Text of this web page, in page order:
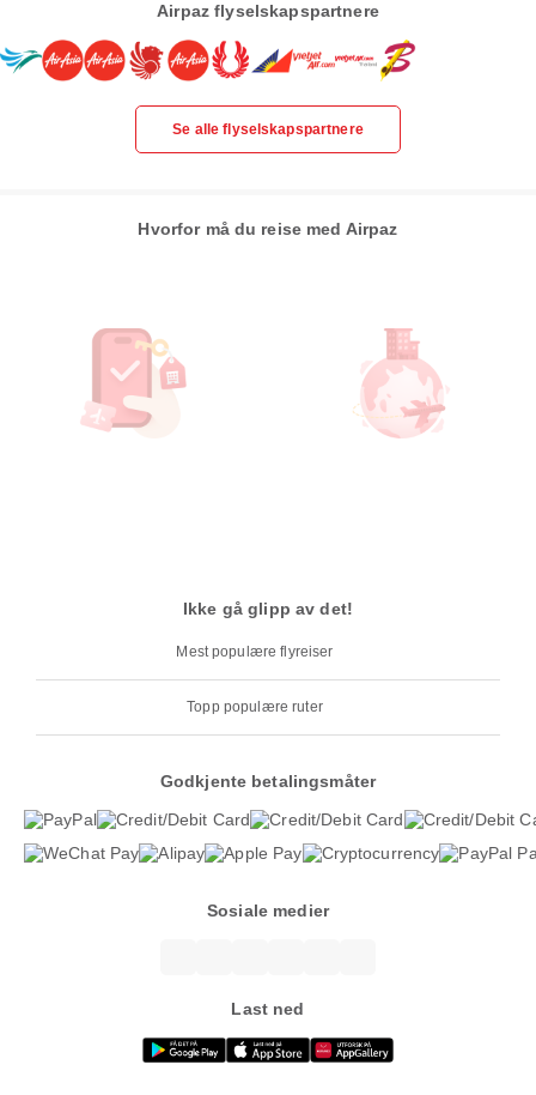
Airpaz flyselskapspartnere
Se alle flyselskapspartnere
Hvorfor må du reise med Airpaz
Ikke gå glipp av det!
Mest populære flyreiser
Topp populære ruter
Godkjente betalingsmåter
Sosiale medier
Last ned